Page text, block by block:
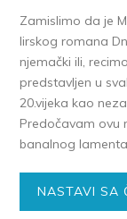
Zamislimo da je
lirskog romana
njemački ili,
predstavljen u
20.vijeka kao
Predočavam ovu
banalnog
NASTAVI SA